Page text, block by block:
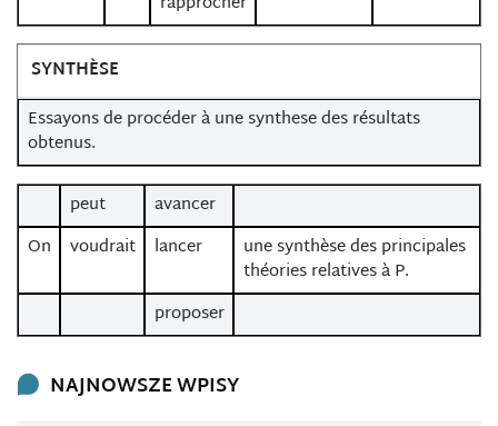
SYNTHÈSE
Essayons de procéder à une synthese des résultats
obtenus.
peut
avancer
On
voudrait lancer
une synthèse des principales
théories relatives à P.
proposer
NAJNOWSZE WPISY